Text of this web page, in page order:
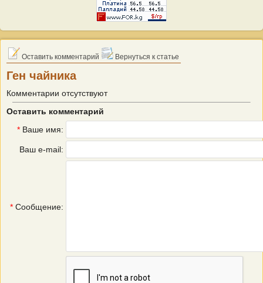
Оставить комментарий Вернуться к статье
Ген чайника
Комментарии отсутствуют
Оставить комментарий
* Ваше имя:
Ваш e-mail:
* Сообщение: